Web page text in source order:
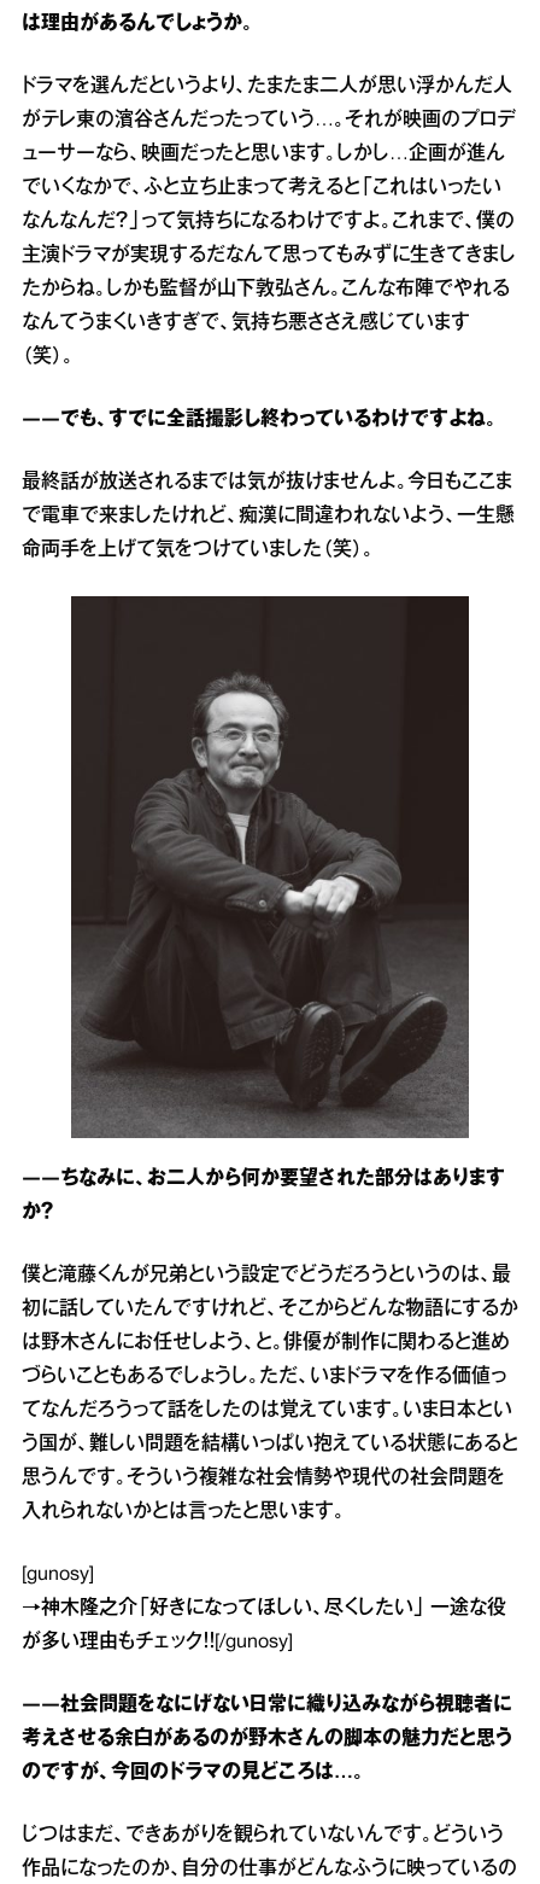
は理由があるんでしょうか。
ドラマを選んだというより、たまたま二人が思い浮かんだ人
がテレ東の濱谷さんだったっていう…。それが映画のプロデ
ューサーなら、映画だったと思います。しかし…企画が進ん
でいくなかで、ふと立ち止まって考えると「これはいったい
なんなんだ？」って気持ちになるわけですよ。これまで、僕の
主演ドラマが実現するだなんて思ってもみずに生きてきまし
たからね。しかも監督が山下敦弘さん。こんな布陣でやれる
なんてうまくいきすぎで、気持ち悪ささえ感じています
（笑）。
――でも、すでに全話撮影し終わっているわけですよね。
最終話が放送されるまでは気が抜けませんよ。今日もここま
で電車で来ましたけれど、痴漢に間違われないよう、一生懸
命両手を上げて気をつけていました（笑）。
――ちなみに、お二人から何か要望された部分はあります
か？
僕と滝藤くんが兄弟という設定でどうだろうというのは、最
初に話していたんですけれど、そこからどんな物語にするか
は野木さんにお任せしよう、と。俳優が制作に関わると進め
づらいこともあるでしょうし。ただ、いまドラマを作る価値っ
てなんだろうって話をしたのは覚えています。いま日本とい
う国が、難しい問題を結構いっぱい抱えている状態にあると
思うんです。そういう複雑な社会情勢や現代の社会問題を
入れられないかとは言ったと思います。
[gunosy]
→神木隆之介「好きになってほしい、尽くしたい」 一途な役
が多い理由 もチェック！！[/gunosy]
――社会問題をなにげない日常に織り込みながら視聴者に
考えさせる余白があるのが野木さんの脚本の魅力だと思う
のですが、今回のドラマの見どころは…。
じつはまだ、できあがりを観られていないんです。どういう
作品になったのか、自分の仕事がどんなふうに映っているの